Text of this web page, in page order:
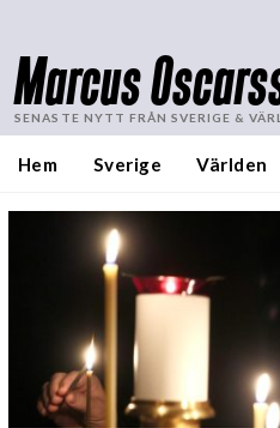
Marcus
SENASTE NYTT FRÅN SVERIGE &
Hem Sverige Världen